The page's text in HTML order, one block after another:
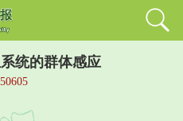
统的群体感应